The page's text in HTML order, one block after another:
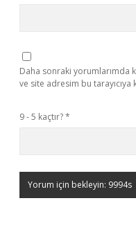
Daha sonraki yorumlarımda
ve site adresim bu tarayıcıya
9 - 5 kaçtır?*